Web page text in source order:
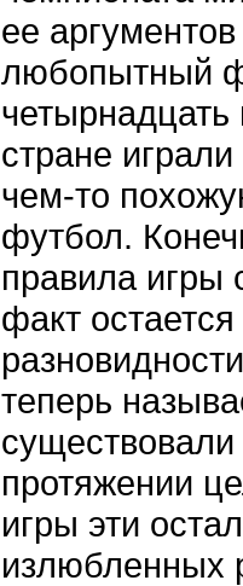
ее
любопытный
четырнадцать
стране
чем-то
футбол.
правила игры
факт
теперь
протяжении
игры эти
излюбленных